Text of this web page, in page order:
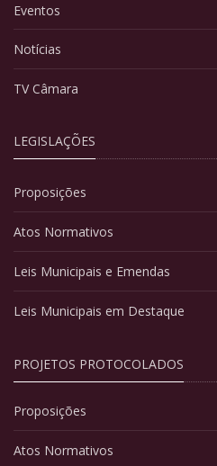
Eventos
Notícias
TV Câmara
LEGISLAÇÕES
Proposições
Atos Normativos
Leis Municipais e Emendas
Leis Municipais em Destaque
PROJETOS PROTOCOLADOS
Proposições
Atos Normativos